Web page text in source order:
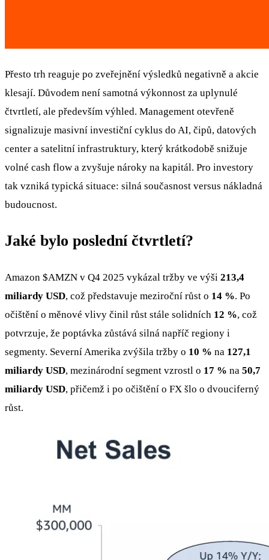
Přesto trh reaguje po zveřejnění výsledků negativně a akcie
klesají. Důvodem není samotná výkonnost za uplynulé
čtvrtletí, ale především výhled. Management otevřeně
signalizuje masivní investiční cyklus do AI, čipů, datových
center a satelitní infrastruktury, který krátkodobě snižuje
volné cash flow a zvyšuje nároky na kapitál. Pro investory
tak vzniká typická situace: silná současnost versus nákladná
budoucnost.
Jaké bylo poslední čtvrtletí?
Amazon $AMZN v Q4 2025 vykázal tržby ve výši 213,4
miliardy USD, což představuje meziroční růst o 14 %. Po
očištění o měnové vlivy činil růst stále solidních 12 %, což
potvrzuje, že poptávka zůstává silná napříč regiony i
segmenty. Severní Amerika zvýšila tržby o 10 % na 127,1
miliardy USD, mezinárodní segment vzrostl o 17 % na 50,7
miliardy USD, přičemž i po očištění o FX šlo o dvouciferný
růst.